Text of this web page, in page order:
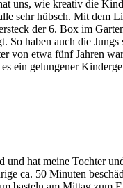
uns, wie kreativ die
sehr hübsch. Mit dem
der 6. Box im
haben auch die
von etwa fünf Jahren
ein gelungener
hat meine Tochter
ca. 50 Minuten